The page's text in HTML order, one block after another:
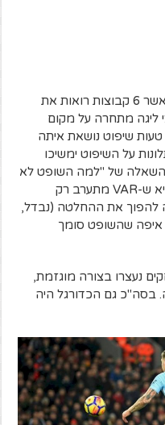
בליגה תחרותית כמו הפרמייר ליג, כאשר 6 קבוצות רואות את
ליגה מתחרה על מקום
טעות שיפוט נושאת איתה
על השיפוט ימשיכו
השאלה של "למה השופט לא
הלך ל-VAR?" התשובה לכך אגב היא ש-VAR מתערב רק
להפוך את ההחלטה (נבדל,
איפה שהשופט סומך
נעצרו בצורה מוגזמת,
גם הכדורגל היה